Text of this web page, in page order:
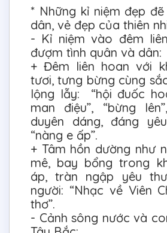
* Những kỉ niệm đẹp
dân, vẻ đẹp của thiên
- Kỉ niệm vào đêm
đượm tình quân và dân:
+ Đêm liên hoan với
tươi, tưng bừng cùng
lộng lẫy: “hội đuốc
man điệu”, “bừng
duyên dáng, đáng
“nàng e ấp”.
+ Tâm hồn dường như
mê, bay bổng trong
áp, tràn ngập yêu
người: “Nhạc về Viên
thơ”.
- Cảnh sông nước và